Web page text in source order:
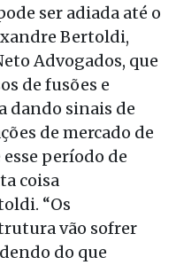
ser adiada até o
Bertoldi,
Advogados, que
de fusões e
dando sinais de
de mercado de
período de
coisa
“Os
vão sofrer
do que